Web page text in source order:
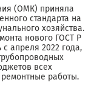
(ОМК) приняла
стандарта на
хозяйства.
нового ГОСТ Р
с апреля 2022 года,
всех
работы.